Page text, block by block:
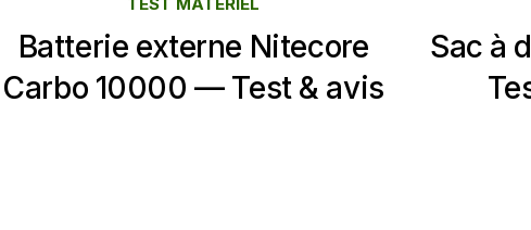
Batterie externe Nitecore
Carbo 10000 — Test & avis
Sac à